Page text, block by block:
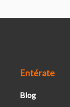
Entérate
Blog